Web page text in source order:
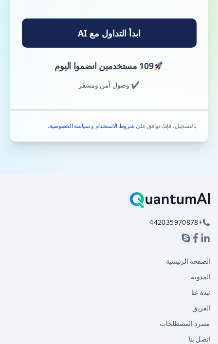
ابدأ التداول مع AI
109 مستخدمين انضموا اليوم
✔ وصول آمن ومشفّر
بالتسجيل، فإنك توافق علىشروط الاستخدام و سياسة الخصوصية.
+442035970878
الصفحة الرئيسية
المدونة
نبذة عنا
الفريق
مسرد المصطلحات
اتصل بنا